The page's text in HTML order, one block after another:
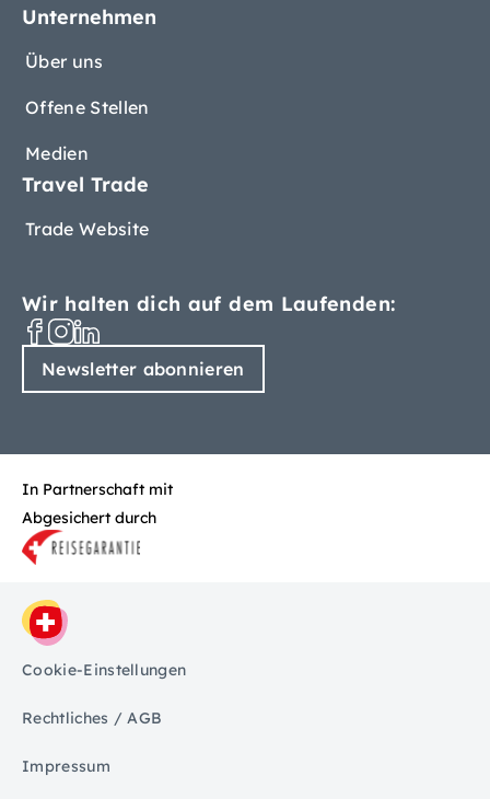
Unternehmen
Über uns
Offene Stellen
Medien
Travel Trade
Trade Website
Wir halten dich auf dem Laufenden:
Newsletter abonnieren
In Partnerschaft mit
Abgesichert durch
Cookie-Einstellungen
Rechtliches / AGB
Impressum